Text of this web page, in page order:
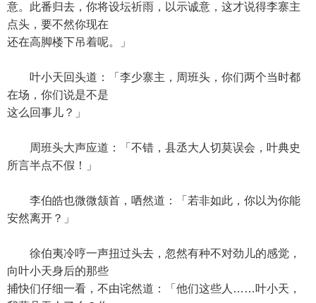
意。此番归去，你将设坛祈雨，以示诚意，这才说得李寨主
点头，要不然你现在
还在高脚楼下吊着呢。」
叶小天回头道：「李少寨主，周班头，你们两个当时都
在场，你们说是不是
这么回事儿？」
周班头大声应道：「不错，县丞大人切莫误会，叶典史
所言半点不假！」
李伯皓也微微颔首，哂然道：「若非如此，你以为你能
安然离开？」
徐伯夷冷哼一声扭过头去，忽然有种不对劲儿的感觉，
向叶小天身后的那些
捕快们仔细一看，不由诧然道：「他们这些人……叶小天，